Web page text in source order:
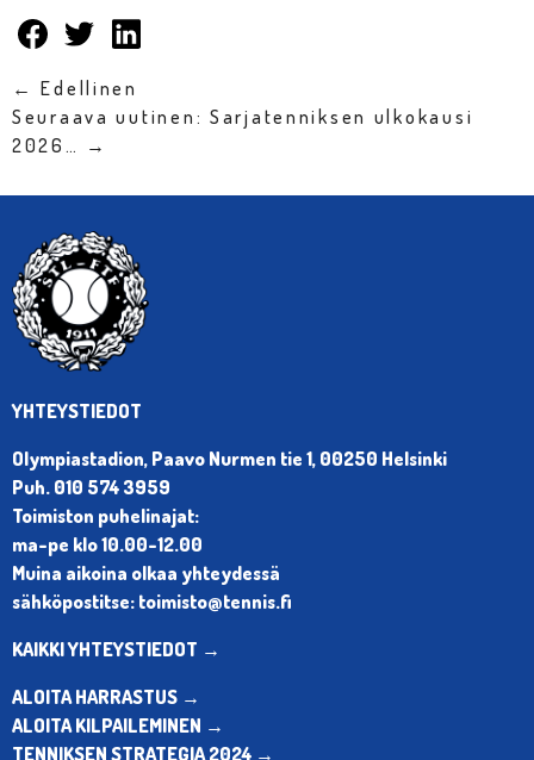
← Edellinen
Seuraava uutinen: Sarjatenniksen ulkokausi
2026… →
YHTEYSTIEDOT
Olympiastadion, Paavo Nurmen tie 1, 00250 Helsinki
Puh. 010 574 3959
Toimiston puhelinajat:
ma-pe klo 10.00-12.00
Muina aikoina olkaa yhteydessä
sähköpostitse: toimisto@tennis.fi
KAIKKI YHTEYSTIEDOT →
ALOITA HARRASTUS →
ALOITA KILPAILEMINEN →
TENNIKSEN STRATEGIA 2024 →